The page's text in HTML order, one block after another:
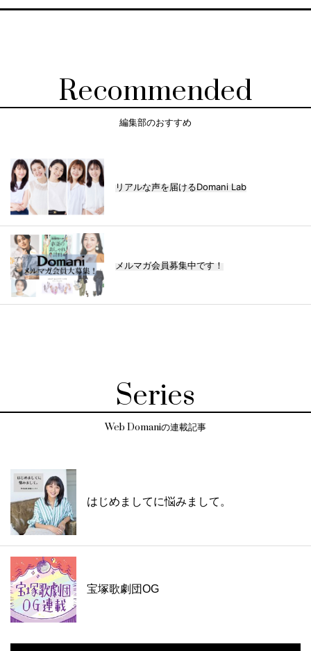
Recommended
編集部のおすすめ
リアルな声を届けるDomani Lab
メルマガ会員募集中です！
Series
Web Domaniの連載記事
はじめましてに悩みまして。
宝塚歌劇団OG